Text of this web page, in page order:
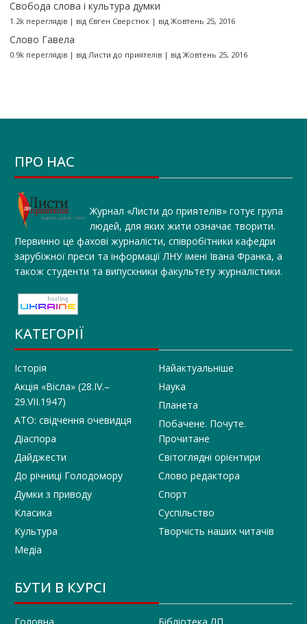
Свобода слова і культура думки
1.2k переглядів| від Євген Сверстюк| від Жовтень 25, 2016
Слово Гавела
0.9k переглядів| від Листи до приятелів| від Жовтень 25, 2016
ПРО НАС
Журнал «Листи до приятелів» готує група
людей, для яких жити означає творити.
Первинно це фахові журналісти, співробітники кафедри
зарубіжної преси та інформації ЛНУ імені Івана Франка, а
також студенти та випускники факультету журналістики.
КАТЕГОРІЇ
Історія
Акція «Вісла» (28.IV.–
29.VII.1947)
АТО: свідчення очевидця
Діаспора
Дайджести
До річниці Голодомору
Думки з приводу
Класика
Культура
Медіа
Найактуальніше
Наука
Планета
Побачене. Почуте.
Прочитане
Світоглядні орієнтири
Слово редактора
Спорт
Суспільство
Творчість наших читачів
БУТИ В КУРСІ